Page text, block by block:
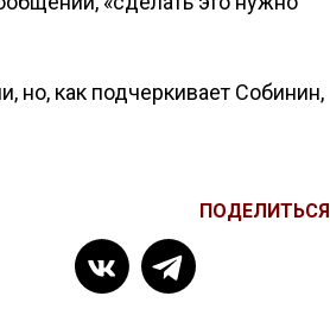
но, как подчеркивает Собинин,
ПОДЕЛИТЬСЯ